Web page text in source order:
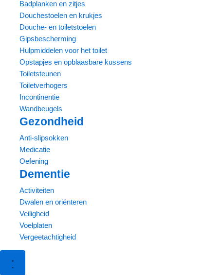
Badplanken en zitjes
Douchestoelen en krukjes
Douche- en toiletstoelen
Gipsbescherming
Hulpmiddelen voor het toilet
Opstapjes en opblaasbare kussens
Toiletsteunen
Toiletverhogers
Incontinentie
Wandbeugels
Gezondheid
Anti-slipsokken
Medicatie
Oefening
Dementie
Activiteiten
Dwalen en oriënteren
Veiligheid
Voelplaten
Vergeetachtigheid